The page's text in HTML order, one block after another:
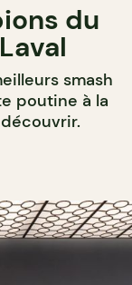
du
smash
poutine à la